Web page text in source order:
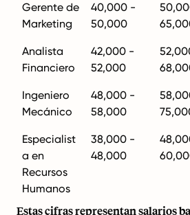
Gerente de
Marketing
40,000 -
50,000
Analista
Financiero
42,000 -
52,000
Ingeniero
Mecánico
48,000 -
58,000
Especialist
a en
Recursos
Humanos
38,000 -
48,000
Estas cifras representan salarios